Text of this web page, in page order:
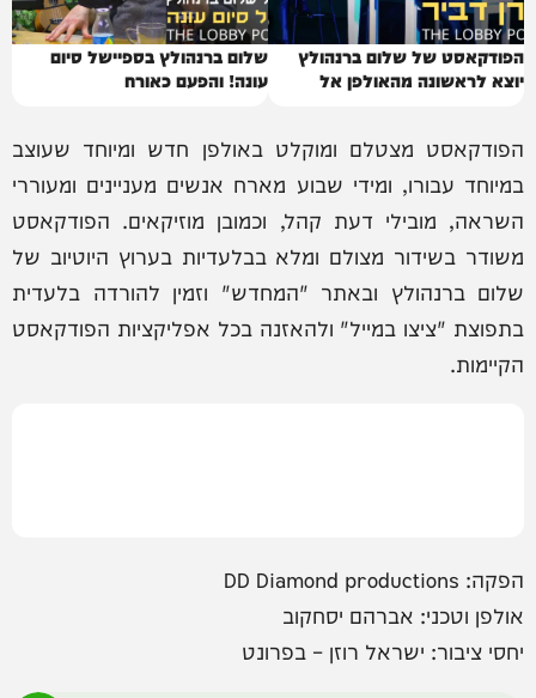
הפודקאסט של שלום ברנהולץ
יוצא לראשונה מהאולפן אל
שלום ברנהולץ בספיישל סיום
עונה! והפעם כאורח
הפודקאסט מצטלם ומוקלט באולפן חדש ומיוחד שעוצב
במיוחד עבורו, ומידי שבוע מארח אנשים מעניינים ומעוררי
השראה, מובילי דעת קהל, וכמובן מוזיקאים. הפודקאסט
משודר בשידור מצולם ומלא בבלעדיות בערוץ היוטיוב של
שלום ברנהולץ ובאתר "המחדש" וזמין להורדה בלעדית
בתפוצת "ציצו במייל" ולהאזנה בכל אפליקציות הפודקאסט
הקיימות.
הפקה: DD Diamond productions
אולפן וטכני: אברהם יסחקוב
יחסי ציבור: ישראל רוזן – בפרונט